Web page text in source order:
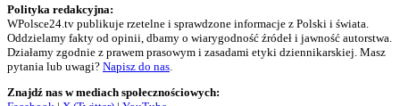
Polityka redakcyjna:
WPolsce24.tv publikuje rzetelne i sprawdzone informacje z Polski i świata.
Oddzielamy fakty od opinii, dbamy o wiarygodność źródeł i jawność autorstwa.
Działamy zgodnie z prawem prasowym i zasadami etyki dziennikarskiej. Masz
pytania lub uwagi? Napisz do nas.
Znajdź nas w mediach społecznościowych: